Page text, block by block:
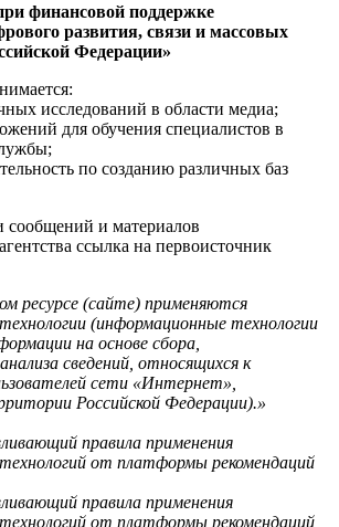
финансовой поддержке
развития, связи и массовых
Федерации»
исследований в области медиа;
для обучения специалистов в
по созданию различных баз
сообщений и материалов
ссылка на первоисточник
ресурсе (сайте) применяются
(информационные технологии
на основе сбора,
сведений, относящихся к
сети «Интернет»,
Российской Федерации).»
правила применения
от платформы рекомендаций
правила применения
от платформы рекомендаций